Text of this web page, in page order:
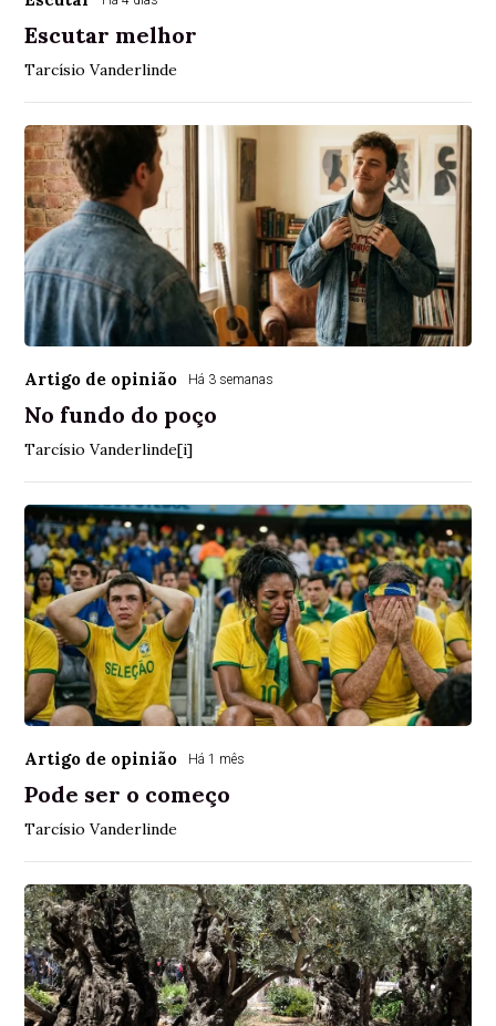
Escutar melhor
Tarcísio Vanderlinde
Artigo de opinião Há 3 semanas
No fundo do poço
Tarcísio Vanderlinde[i]
Artigo de opinião Há 1 mês
Pode ser o começo
Tarcísio Vanderlinde